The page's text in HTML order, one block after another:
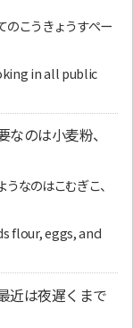
のこうきょうすぺー
in all public
のは小麦粉、
なのはこむぎこ、
flour, eggs, and
近は夜遅くまで